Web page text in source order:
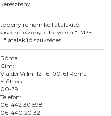
keresztény
többnyire nem kell átalakító,
viszont bizonyos helyeken "TYPE
L" átalakító szükséges
Róma
Cím:
Via dei Villini 12-16. 00161 Roma
Előhívó:
00-39
Telefon:
06-442 30 598
06-440 20 32